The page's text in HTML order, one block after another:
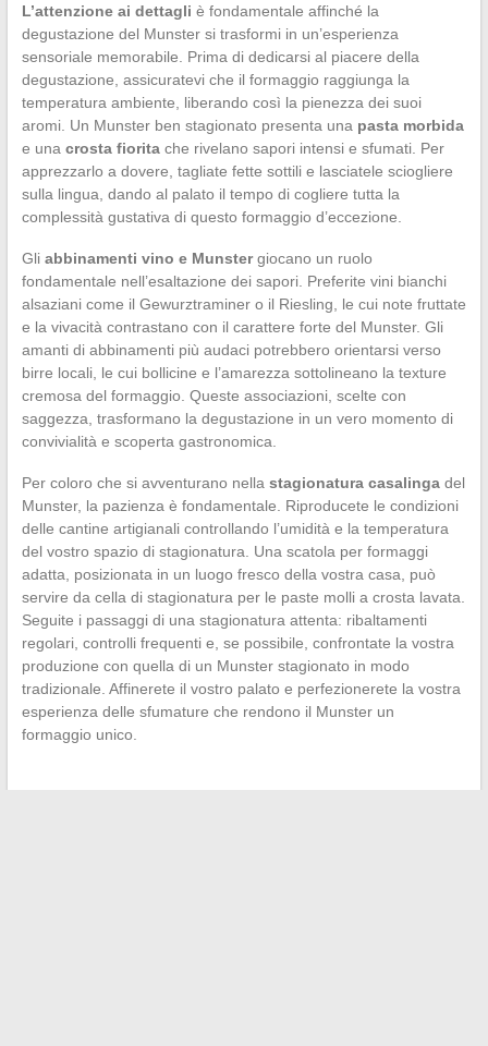
L’attenzione ai dettagli è fondamentale affinché la
degustazione del Munster si trasformi in un’esperienza
sensoriale memorabile. Prima di dedicarsi al piacere della
degustazione, assicuratevi che il formaggio raggiunga la
temperatura ambiente, liberando così la pienezza dei suoi
aromi. Un Munster ben stagionato presenta una pasta morbida
e una crosta fioritache rivelano sapori intensi e sfumati. Per
apprezzarlo a dovere, tagliate fette sottili e lasciatele sciogliere
sulla lingua, dando al palato il tempo di cogliere tutta la
complessità gustativa di questo formaggio d’eccezione.
Gli abbinamenti vino e Munstergiocano un ruolo
fondamentale nell’esaltazione dei sapori. Preferite vini bianchi
alsaziani come il Gewurztraminer o il Riesling, le cui note fruttate
e la vivacità contrastano con il carattere forte del Munster. Gli
amanti di abbinamenti più audaci potrebbero orientarsi verso
birre locali, le cui bollicine e l’amarezza sottolineano la texture
cremosa del formaggio. Queste associazioni, scelte con
saggezza, trasformano la degustazione in un vero momento di
convivialità e scoperta gastronomica.
Per coloro che si avventurano nella stagionatura casalingadel
Munster, la pazienza è fondamentale. Riproducete le condizioni
delle cantine artigianali controllando l’umidità e la temperatura
del vostro spazio di stagionatura. Una scatola per formaggi
adatta, posizionata in un luogo fresco della vostra casa, può
servire da cella di stagionatura per le paste molli a crosta lavata.
Seguite i passaggi di una stagionatura attenta: ribaltamenti
regolari, controlli frequenti e, se possibile, confrontate la vostra
produzione con quella di un Munster stagionato in modo
tradizionale. Affinerete il vostro palato e perfezionerete la vostra
esperienza delle sfumature che rendono il Munster un
formaggio unico.